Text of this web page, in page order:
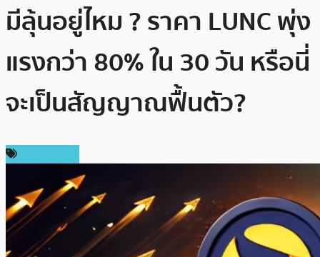
มีลุ้นอยู่ไหม ? ราคา LUNC พุ่ง
แรงกว่า 80% ใน 30 วัน หรือนี่
จะเป็นสัญญาณฟื้นตัว?